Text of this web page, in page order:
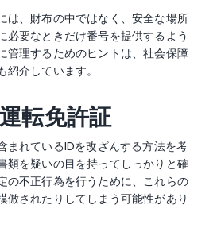
は、財布の中ではなく、安全な場所
必要なときだけ番号を提供するよう
管理するためのヒントは、社会保障
介しています。
転免許証
まれているIDを改ざんする方法を考
類を疑いの目を持ってしっかりと確
の不正行為を行うために、これらの
倣されたりしてしまう可能性があり